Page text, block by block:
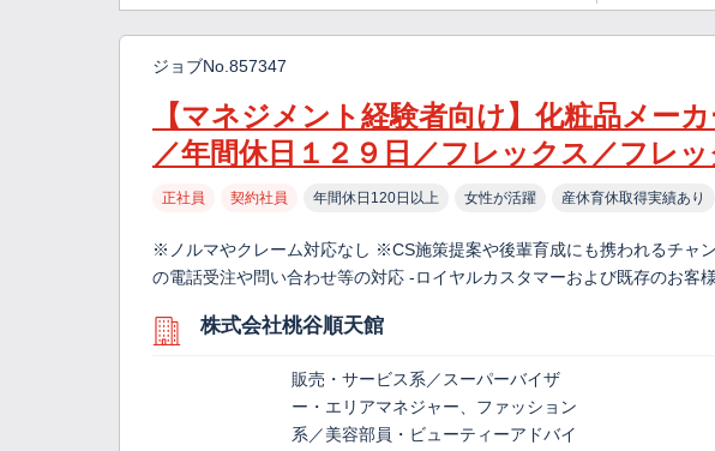
ジョブNo.857347
【マネジメント経験者向け】化粧品メー
／年間休日１２９日／フレックス／フレ
正社員 契約社員 年間休日120日以上 女性が活躍 産休育休取得実績あり
※ノルマやクレーム対応なし ※CS施策提案や後輩育成にも携われるチャ
の電話受注や問い合わせ等の対応 -ロイヤルカスタマーおよび既存のお客
株式会社桃谷順天館
販売・サービス系／スーパーバイザ
ー・エリアマネジャー、ファッション
系／美容部員・ビューティーアドバイ